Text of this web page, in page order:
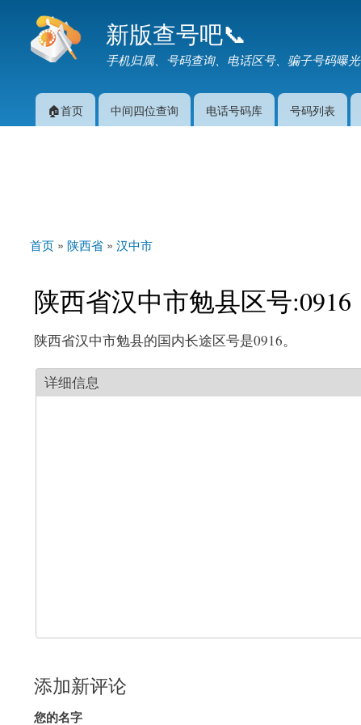
新版查号吧📞
手机归属、号码查询、电话区号、骗子号码曝光
主菜单🏠首页 中间四位查询 电话号码库 号码列表
你在这里
首页 » 陕西省 » 汉中市
陕西省汉中市勉县区号:0916
陕西省汉中市勉县的国内长途区号是0916。
详细信息
添加新评论
您的名字